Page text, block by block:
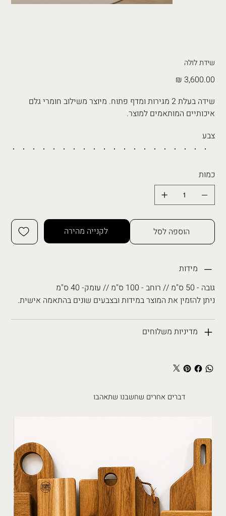
שידת לולה
מחיר
שידה בעלת 2 מגירות ומדף פתוח. מיוצר משילוב חומרי גלם
איכותיים המותאמים למוצר.
צבע
כמות
הוספה לסל לקנייה מהירה
מידות
גובה - 50 ס"מ // רוחב - 100 ס"מ // עומק- 40 ס"מ
ניתן להזמין את המוצר במידות ובצבעים שונים בהתאמה אישית.
מדיניות משלוחים
דברים אחרים שחשבנו שתאהבו